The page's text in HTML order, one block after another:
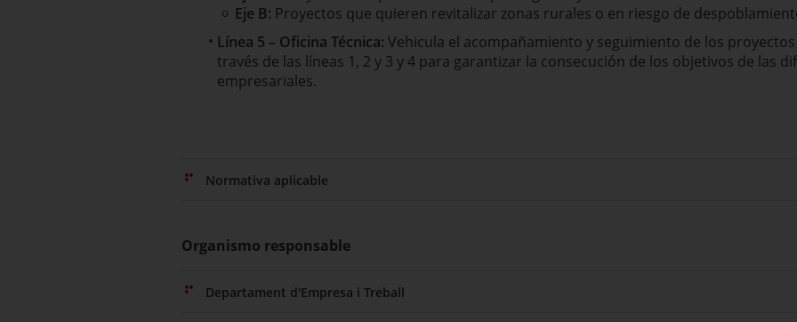
Eje B: Proyectos que quieren revitalizar zonas rurales o en riesgo de
Línea 5 – Oficina Técnica: Vehicula el acompañamiento y seguimiento de los
través de las líneas 1, 2 y 3 y 4 para garantizar la consecución de los objetivos de las
empresariales.
Normativa aplicable
Organismo responsable
Departament d'Empresa i Treball